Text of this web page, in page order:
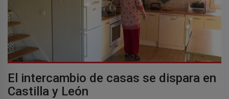
El intercambio de casas se dispara en
Castilla y León